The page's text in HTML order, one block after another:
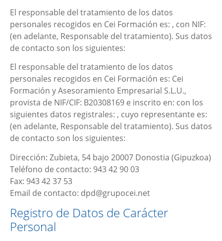
El responsable del tratamiento de los datos
personales recogidos en Cei Formación es: , con NIF:
(en adelante, Responsable del tratamiento). Sus datos
de contacto son los siguientes:
El responsable del tratamiento de los datos
personales recogidos en Cei Formación es: Cei
Formación y Asesoramiento Empresarial S.L.U.,
provista de NIF/CIF: B20308169 e inscrito en: con los
siguientes datos registrales: , cuyo representante es:
(en adelante, Responsable del tratamiento). Sus datos
de contacto son los siguientes:
Dirección: Zubieta, 54 bajo 20007 Donostia (Gipuzkoa)
Teléfono de contacto: 943 42 90 03
Fax: 943 42 37 53
Email de contacto: dpd@grupocei.net
Registro de Datos de Carácter
Personal